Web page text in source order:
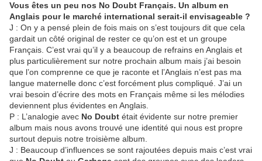
Vous êtes un peu nos No Doubt Français. Un album en
Anglais pour le marché international serait-il envisageable ?
J : On y a pensé plein de fois mais on s’est toujours dit que cela
gardait un côté original de rester ce qu’on est et un groupe
Français. C’est vrai qu’il y a beaucoup de refrains en Anglais et
plus particulièrement sur notre prochain album mais j’ai besoin
que l’on comprenne ce que je raconte et l’Anglais n’est pas ma
langue maternelle donc c’est forcément plus compliqué. J’ai un
vrai besoin d’écrire des mots en Français même si les mélodies
deviennent plus évidentes en Anglais.
P : L’analogie avec No Doubt était évidente sur notre premier
album mais nous avons trouvé une identité qui nous est propre
surtout depuis notre troisième album.
J : Beaucoup d’influences se sont rajoutées depuis mais c’est vrai